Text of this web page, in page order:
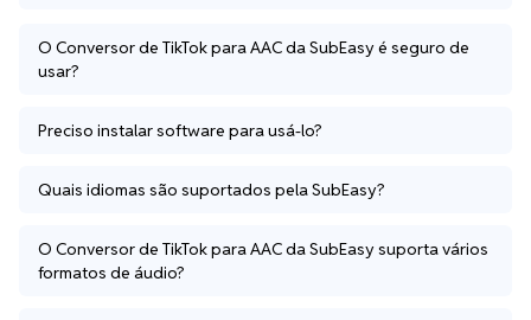
O Conversor de TikTok para AAC da SubEasy é seguro de
usar?
Preciso instalar software para usá-lo?
Quais idiomas são suportados pela SubEasy?
O Conversor de TikTok para AAC da SubEasy suporta vários
formatos de áudio?